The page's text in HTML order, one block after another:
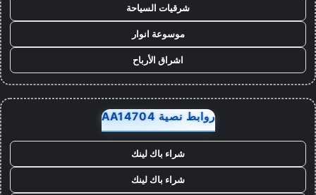
شرقيات السياحة
موسوعة انوار
اشراق الأرباح
روابط نصية AA14704
شراء باك لينك
شراء باك لينك